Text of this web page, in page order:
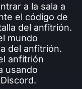
a la sala a
el código de
del anfitrión.
mundo
del anfitrión.
anfitrión
usando